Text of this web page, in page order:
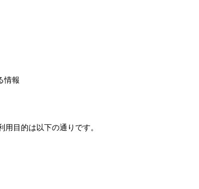
情報
目的は以下の通りです。